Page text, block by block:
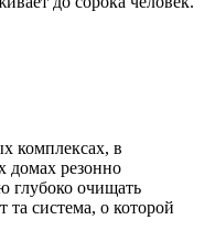
комплексах, в
домах резонно
глубоко очищать
система, о которой